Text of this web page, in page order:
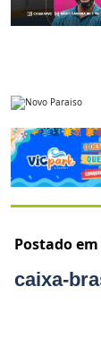
Postado em
caixa-